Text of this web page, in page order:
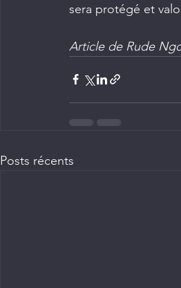
sera protégé et
Article de Rude
Posts récents